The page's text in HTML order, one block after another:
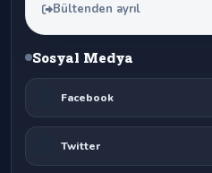
Bültenden ayrıl
Sosyal Medya
Facebook
Twitter